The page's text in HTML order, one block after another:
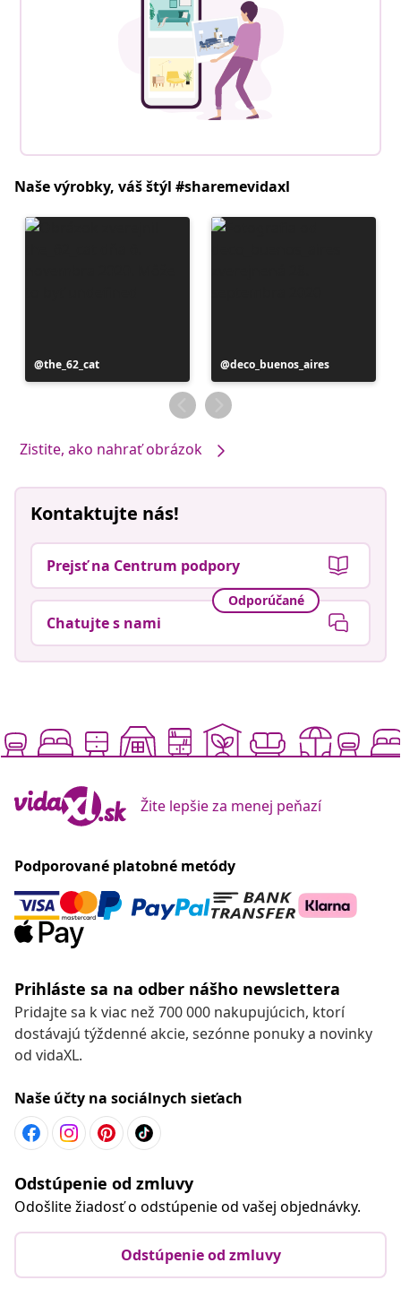
Naše výrobky, váš štýl #sharemevidaxl
Príspevok
zverejnil
the_62_cat
Príspevok
zverejnil
deco_buenos_aires
Zistite, ako nahrať obrázok
Kontaktujte nás!
Prejsť na Centrum podpory
Odporúčané
Chatujte s nami
Žite lepšie za menej peňazí
Podporované platobné metódy
Prihláste sa na odber nášho newslettera
Pridajte sa k viac než 700 000 nakupujúcich, ktorí
dostávajú týždenné akcie, sezónne ponuky a novinky
od vidaXL.
Naše účty na sociálnych sieťach
Odstúpenie od zmluvy
Odošlite žiadosť o odstúpenie od vašej objednávky.
Odstúpenie od zmluvy